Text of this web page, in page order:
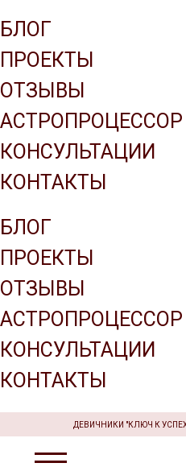
БЛОГ
ПРОЕКТЫ
ОТЗЫВЫ
АСТРОПРОЦЕССОР
КОНСУЛЬТАЦИИ
КОНТАКТЫ
БЛОГ
ПРОЕКТЫ
ОТЗЫВЫ
АСТРОПРОЦЕССОР
КОНСУЛЬТАЦИИ
КОНТАКТЫ
ДЕВИЧНИКИ "КЛЮЧ К